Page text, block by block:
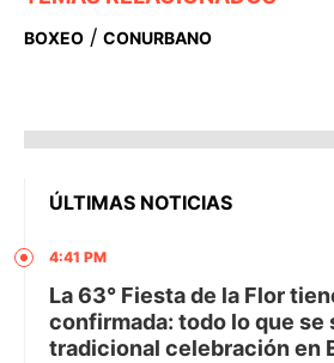
BOXEO / CONURBANO
ÚLTIMAS NOTICIAS
4:41 PM
La 63° Fiesta de la Flor
confirmada: todo lo que se
tradicional celebración en